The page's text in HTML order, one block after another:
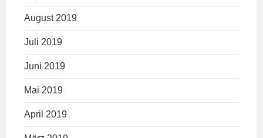
August 2019
Juli 2019
Juni 2019
Mai 2019
April 2019